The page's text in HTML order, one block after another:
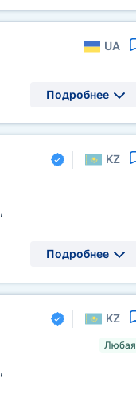
UA
Подробнее
KZ
,
Подробнее
KZ
,
Любая